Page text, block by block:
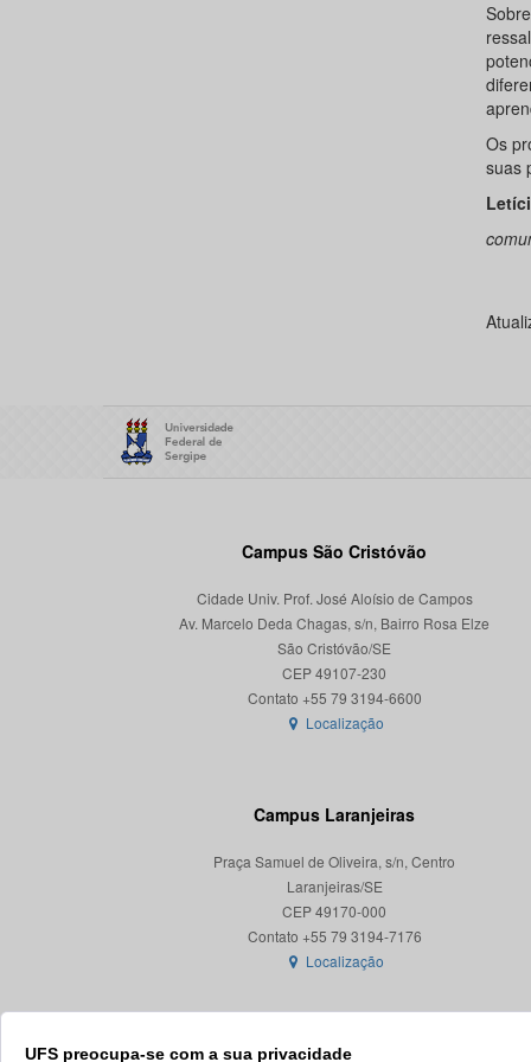
UFS preocupa-se com a sua privacidade
Os
suas
Campus São Cristóvão
Cidade Univ. Prof. José Aloísio de Campos
Av. Marcelo Deda Chagas, s/n, Bairro Rosa Elze
São Cristóvão/SE
CEP 49107-230
Localização
Campus Laranjeiras
Praça Samuel de Oliveira, s/n, Centro
Laranjeiras/SE
CEP 49170-000
Localização